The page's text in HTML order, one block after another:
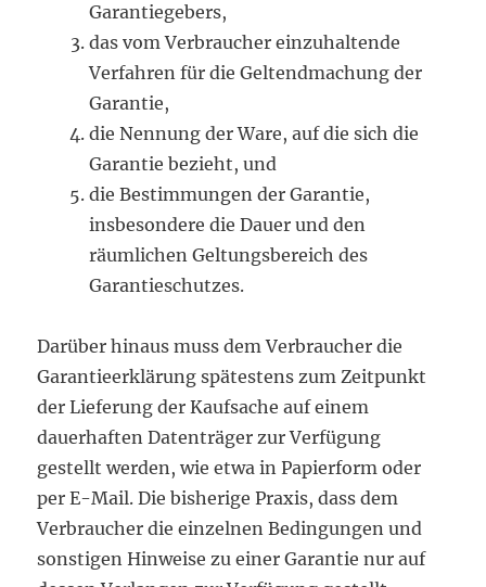
Garantiegebers,
das vom Verbraucher einzuhaltende
Verfahren für die Geltendmachung der
Garantie,
die Nennung der Ware, auf die sich die
Garantie bezieht, und
die Bestimmungen der Garantie,
insbesondere die Dauer und den
räumlichen Geltungsbereich des
Garantieschutzes.
Darüber hinaus muss dem Verbraucher die
Garantieerklärung spätestens zum Zeitpunkt
der Lieferung der Kaufsache auf einem
dauerhaften Datenträger zur Verfügung
gestellt werden, wie etwa in Papierform oder
per E-Mail. Die bisherige Praxis, dass dem
Verbraucher die einzelnen Bedingungen und
sonstigen Hinweise zu einer Garantie nur auf